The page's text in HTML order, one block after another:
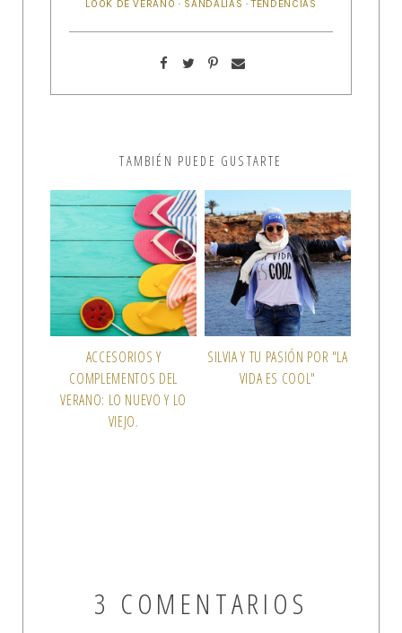
LOOK DE VERANO · SANDALIAS ·TENDENCIAS
TAMBIÉN PUEDE GUSTARTE
ACCESORIOS Y
COMPLEMENTOS DEL
VERANO: LO NUEVO Y LO
VIEJO.
SILVIA Y TU PASIÓN POR "LA
VIDA ES COOL"
3 COMENTARIOS